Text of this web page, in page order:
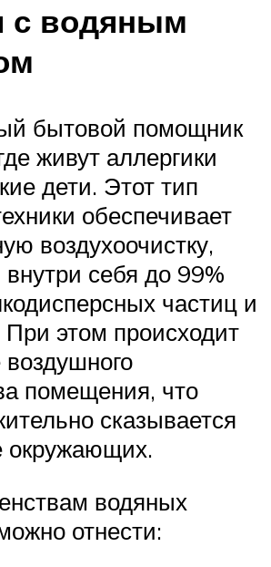
с водяным
бытовой помощник
живут аллергики
дети. Этот тип
обеспечивает
воздухоочистку,
себя до 99%
частиц и
При этом происходит
помещения, что
сказывается
окружающих.
водяных
отнести: